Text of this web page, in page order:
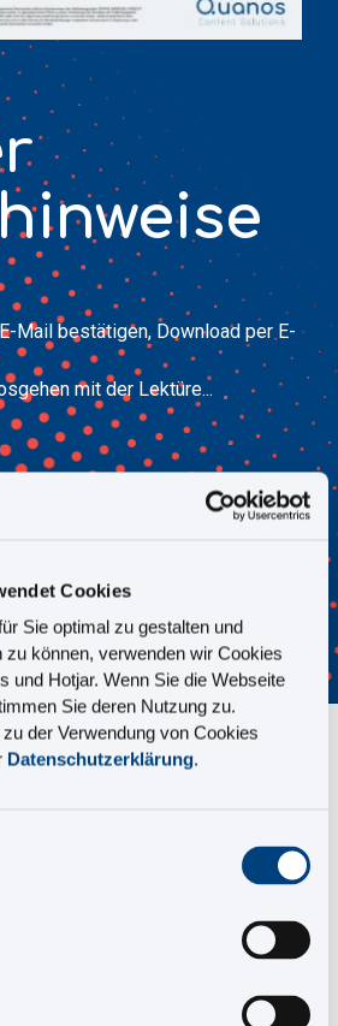
Cookies
Sie optimal zu gestalten und
zu können, verwenden wir Cookies
und Hotjar. Wenn Sie die Webseite
Sie deren Nutzung zu.
der Verwendung von Cookies
Datenschutzerklärung.
Mail bestätigen, Download per E-
mit der Lektüre...